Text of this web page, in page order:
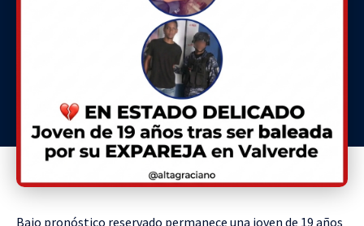
Bajo pronóstico reservado permanece una joven de 19 años